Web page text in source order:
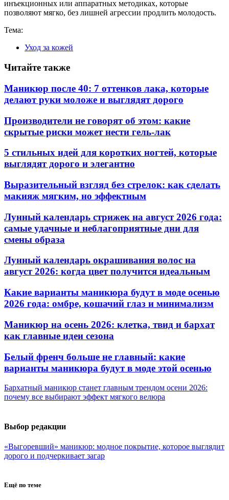
инъекционных или аппаратных методиках, которые
позволяют мягко, без лишней агрессии продлить молодость.
Тема:
Уход за кожей
Читайте также
Маникюр после 40: 7 оттенков лака, которые
делают руки моложе и выглядят дорого
Производители не говорят об этом: какие
скрытые риски может нести гель-лак
5 стильных идей для коротких ногтей, которые
выглядят дорого и элегантно
Выразительный взгляд без стрелок: как сделать
макияж мягким, но эффектным
Лунный календарь стрижек на август 2026 года:
самые удачные и неблагоприятные дни для
смены образа
Лунный календарь окрашивания волос на
август 2026: когда цвет получится идеальным
Какие варианты маникюра будут в моде осенью
2026 года: омбре, кошачий глаз и минимализм
Маникюр на осень 2026: клетка, твид и бархат
как главные идеи сезона
Белый френч больше не главный: какие
варианты маникюра будут в моде этой осенью
Бархатный маникюр станет главным трендом осени 2026:
почему все выбирают эффект мягкого велюра
Выбор редакции
«Выгоревший» маникюр: модное покрытие, которое выглядит
дорого и подчеркивает загар
Ещё по теме